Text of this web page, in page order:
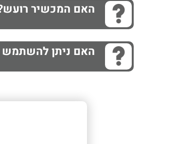
האם המכשיר
האם ניתן להשתמש